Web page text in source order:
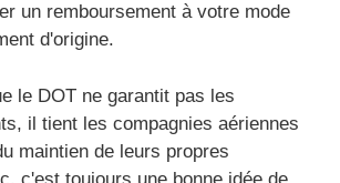
un remboursement à votre mode
d'origine.
le DOT ne garantit pas les
il tient les compagnies aériennes
maintien de leurs propres
c'est toujours une bonne idée de